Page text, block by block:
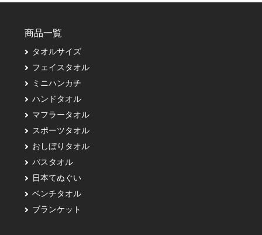
商品一覧
タオルサイズ
フェイスタオル
ミニハンカチ
ハンドタオル
マフラータオル
スポーツタオル
おしぼりタオル
バスタオル
日本てぬぐい
ベンチタオル
ブランケット